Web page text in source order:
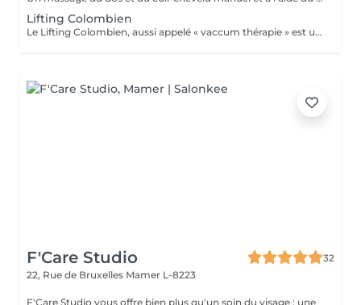
Lifting Colombien
Le Lifting Colombien, aussi appelé « vaccum thérapie » est une technique non chirurgicale, pratiquée à l'aide de ventouses qui exercent une aspiration pour casser les dépôts de cellulite et de graisse, éliminer les toxines, améliorer le drainage et restaurer l'élasticité de la peau.
F'Care Studio
32
22, Rue de Bruxelles Mamer L-8223
F'Care Studio vous offre bien plus qu'un soin du visage : une